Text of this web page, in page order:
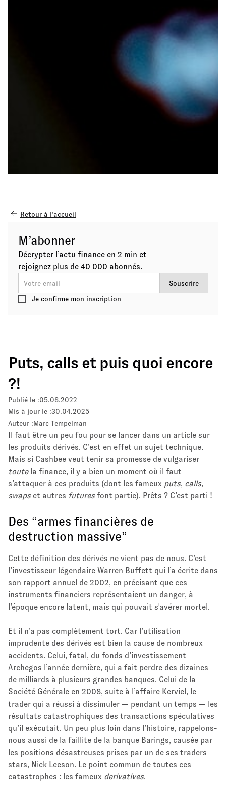
Retour à l’accueil
M’abonner
Décrypter l’actu finance en 2 min et
rejoignez plus de 40 000 abonnés.
Je confirme mon inscription
Puts, calls et puis quoi encore
?!
Publié le :05.08.2022
Mis à jour le :30.04.2025
Auteur :Marc Tempelman
Il faut être un peu fou pour se lancer dans un article sur
les produits dérivés. C’est en effet un sujet technique.
Mais si Cashbee veut tenir sa promesse de vulgariser
toutela finance, il y a bien un moment où il faut
s’attaquer à ces produits (dont les fameux puts, calls,
swaps et autres futuresfont partie). Prêts ? C’est parti !
Des “armes financières de
destruction massive”
Cette définition des dérivés ne vient pas de nous. C’est
l’investisseur légendaire Warren Buffett qui l’a écrite dans
son rapport annuel de 2002, en précisant que ces
instruments financiers représentaient un danger, à
l’époque encore latent, mais qui pouvait s'avérer mortel.
Et il n’a pas complètement tort. Car l’utilisation
imprudente des dérivés est bien la cause de nombreux
accidents. Celui, fatal, du fonds d’investissement
Archegos l’année dernière, qui a fait perdre des dizaines
de milliards à plusieurs grandes banques. Celui de la
Société Générale en 2008, suite à l’affaire Kerviel, le
trader qui a réussi à dissimuler — pendant un temps — les
résultats catastrophiques des transactions spéculatives
qu’il exécutait. Un peu plus loin dans l’histoire, rappelons-
nous aussi de la faillite de la banque Barings, causée par
les positions désastreuses prises par un de ses traders
stars, Nick Leeson. Le point commun de toutes ces
catastrophes : les fameux derivatives.